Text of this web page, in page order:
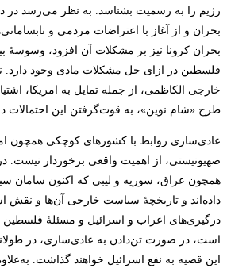
رژیم را به رسمیت بشناسد. به نظر می‌رسد در
بحران و از آغاز با اعتراضات مردمی و
بحران کرونا نیز بر مشکلات آن افزود،
فلسطین در ازای حل مشکلات مادی وجود
خارجی الکاظمی، از جمله تمایل به امریکا،
طرح «شام نوین»، به قوت‌گرفتن این احتمالات
عادی‌سازی روابط با کشورهای کوچکی همچون
صهیونیستی، از اهمیت واقعی برخوردار نیست.
همچون عراق، سوریه و لیبی که اکنون سامان
داده‌اند و تاریخچۀ سیاست خارجی آن‌ها و نقش
درگیری‌های اعراب و اسرائیل و مسئلۀ فلسطین
است، در صورت تن‌دادن به عادی‌سازی، در
این قضیه به نفع اسرائیل خواهند گذاشت.